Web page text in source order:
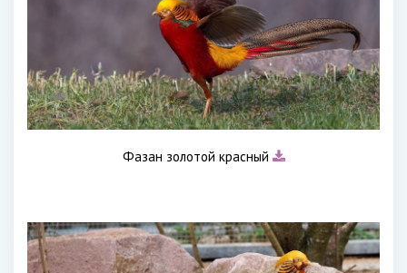
Фазан золотой красный